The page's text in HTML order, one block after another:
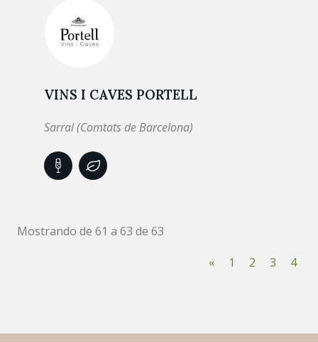
VINS I CAVES PORTELL
Sarral (Comtats de Barcelona)
Mostrando de 61 a 63 de 63
«
1 2 3 4